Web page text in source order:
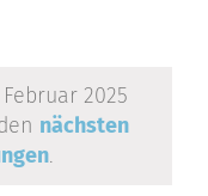
2025
nächsten
.